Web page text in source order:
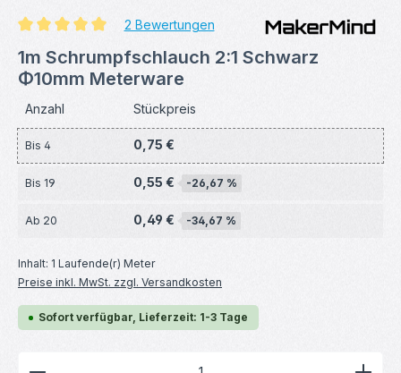
2 Bewertungen
1m Schrumpfschlauch 2:1 Schwarz
Φ10mm Meterware
Anzahl Stückpreis
Bis 4 0,75 €
Bis 19 0,55 € -26,67 %
Ab 20 0,49 € -34,67 %
Inhalt: 1 Laufende(r) Meter
Preise inkl. MwSt. zzgl. Versandkosten
Sofort verfügbar, Lieferzeit: 1-3 Tage
Produkt Anzahl: Gib den gewünschten Wert ein